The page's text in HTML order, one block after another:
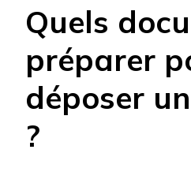
Quels
préparer
déposer
?